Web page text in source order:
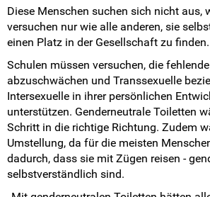
Diese Menschen suchen sich nicht aus,
versuchen nur wie alle anderen, sie
einen Platz in der Gesellschaft zu finden.
Schulen müssen versuchen, die
abzuschwächen und Transsexuelle
Intersexuelle in ihrer persönlichen
unterstützen. Genderneutrale Toiletten
Schritt in die richtige Richtung. Zudem
Umstellung, da für die meisten
dadurch, dass sie mit Zügen reisen -
selbstverständlich sind.